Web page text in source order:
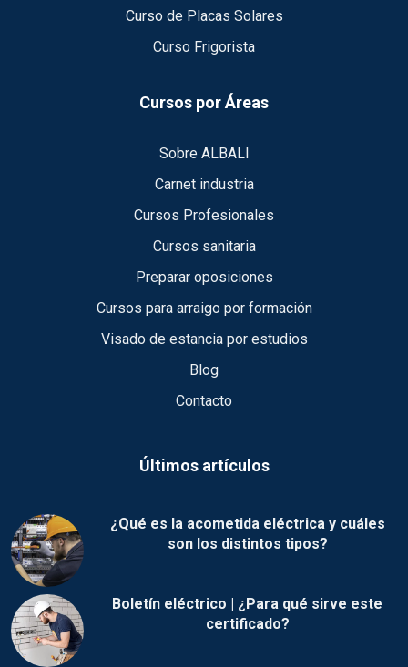
Curso de Placas Solares
Curso Frigorista
Cursos por Áreas
Sobre ALBALI
Carnet industria
Cursos Profesionales
Cursos sanitaria
Preparar oposiciones
Cursos para arraigo por formación
Visado de estancia por estudios
Blog
Contacto
Últimos artículos
¿Qué es la acometida eléctrica y cuáles
son los distintos tipos?
Boletín eléctrico | ¿Para qué sirve este
certificado?